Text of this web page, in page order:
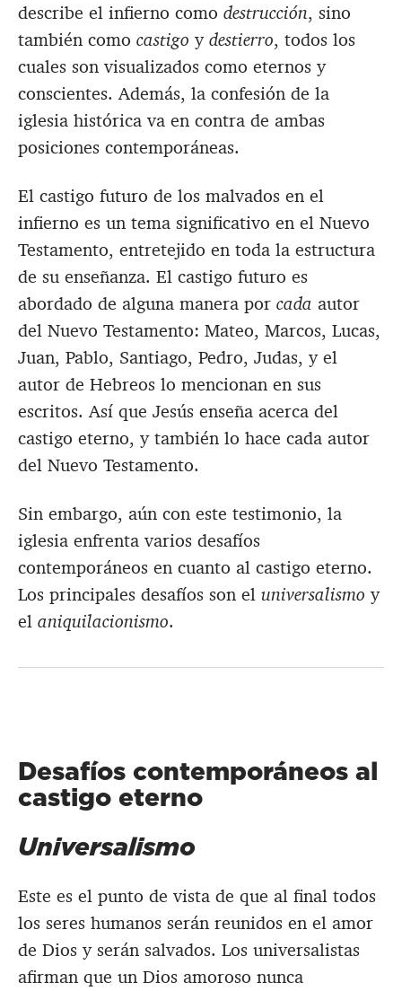
describe el infierno como destrucción, sino
también como castigo ydestierro, todos los
cuales son visualizados como eternos y
conscientes. Además, la confesión de la
iglesia histórica va en contra de ambas
posiciones contemporáneas.
El castigo futuro de los malvados en el
infierno es un tema significativo en el Nuevo
Testamento, entretejido en toda la estructura
de su enseñanza. El castigo futuro es
abordado de alguna manera por cada autor
del Nuevo Testamento: Mateo, Marcos, Lucas,
Juan, Pablo, Santiago, Pedro, Judas, y el
autor de Hebreos lo mencionan en sus
escritos. Así que Jesús enseña acerca del
castigo eterno, y también lo hace cada autor
del Nuevo Testamento.
Sin embargo, aún con este testimonio, la
iglesia enfrenta varios desafíos
contemporáneos en cuanto al castigo eterno.
Los principales desafíos son el universalismo y
el aniquilacionismo.
Desafíos contemporáneos al
castigo eterno
Universalismo
Este es el punto de vista de que al final todos
los seres humanos serán reunidos en el amor
de Dios y serán salvados. Los universalistas
afirman que un Dios amoroso nunca